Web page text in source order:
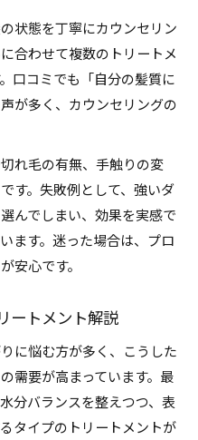
状態を丁寧にカウンセリン
合わせて複数のトリートメ
口コミでも「自分の髪質に
が多く、カウンセリングの
れ毛の有無、手触りの変
す。失敗例として、強いダ
んでしまい、効果を実感で
ます。迷った場合は、プロ
安心です。
ートメント解説
に悩む方が多く、こうした
需要が高まっています。最
分バランスを整えつつ、表
タイプのトリートメントが